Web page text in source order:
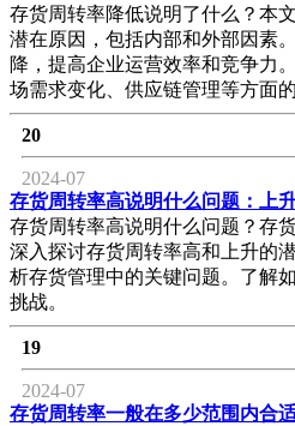
存货周转率降低说明了什么？本
潜在原因，包括内部和外部因素
降，提高企业运营效率和竞争力
场需求变化、供应链管理等方面
20
2024-07
存货周转率高说明什么问题：上
存货周转率高说明什么问题？存
深入探讨存货周转率高和上升的
析存货管理中的关键问题。了解
挑战。
19
2024-07
存货周转率一般在多少范围内合